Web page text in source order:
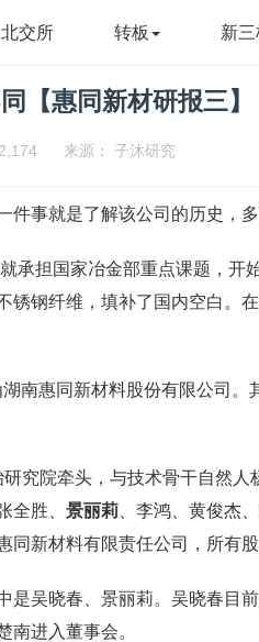
北交所 转板 新三
【惠同新材研报三】
2,174 来源： 子沐研究
件事就是了解该公司的历史，
承担国家冶金部重点课题，开
锈钢纤维，填补了国内空白。
南惠同新材料股份有限公司。
究院牵头，与技术骨干自然人
全胜、 景丽莉 、李鸿、黄俊杰
同新材料有限责任公司，所有
是吴晓春、景丽莉。吴晓春目
南进入董事会。